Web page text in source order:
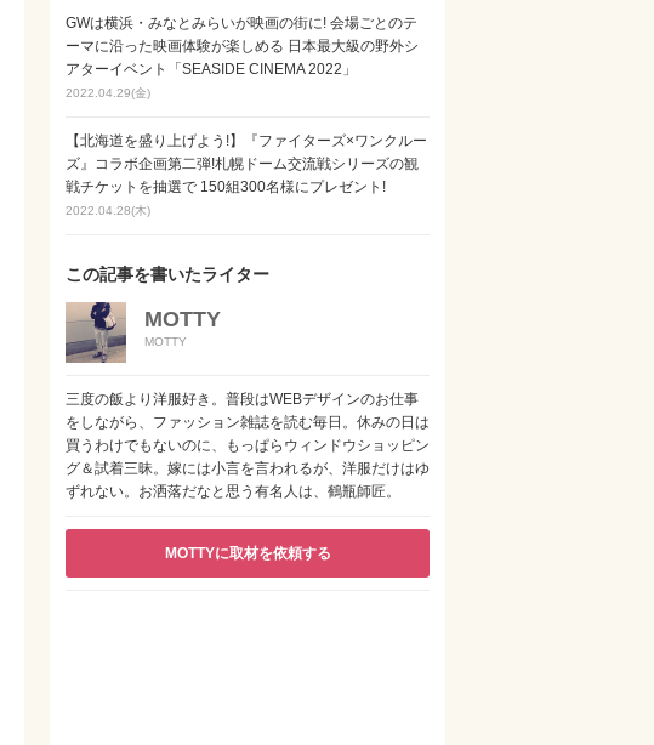
GWは横浜・みなとみらいが映画の街に! 会場ごとのテ
ーマに沿った映画体験が楽しめる 日本最大級の野外シ
アターイベント「SEASIDE CINEMA 2022」
2022.04.29(金)
【北海道を盛り上げよう!】『ファイターズ×ワンクルー
ズ』コラボ企画第二弾!札幌ドーム交流戦シリーズの観
戦チケットを抽選で 150組300名様にプレゼント!
2022.04.28(木)
この記事を書いたライター
MOTTY
MOTTY
三度の飯より洋服好き。普段はWEBデザインのお仕事
をしながら、ファッション雑誌を読む毎日。休みの日は
買うわけでもないのに、もっぱらウィンドウショッピン
グ＆試着三昧。嫁には小言を言われるが、洋服だけはゆ
ずれない。お洒落だなと思う有名人は、鶴瓶師匠。
MOTTYに取材を依頼する